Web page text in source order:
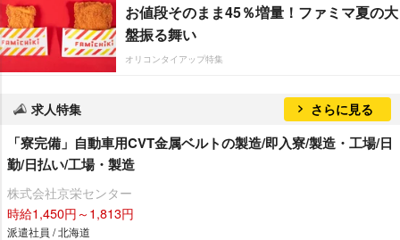
お値段そのまま45％増量！ファミマ夏の大
盤振る舞い
オリコンタイアップ特集
求人特集 さらに見る
「寮完備」自動車用CVT金属ベルトの製造/即入寮/製造・工場/日
勤/日払い/工場・製造
株式会社京栄センター
時給1,450円～1,813円
派遣社員 / 北海道